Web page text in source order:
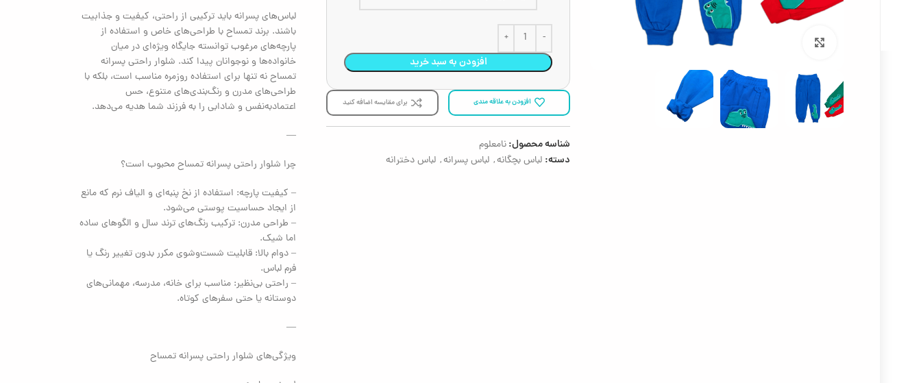
همه ی سفارش
افزودن به سبد خرید
افزودن به علاقه مندی برای مقایسه اضافه کنید
شناسه محصول:نامعلوم
دسته: لباس بچگانه, لباس پسرانه, لباس دخترانه
لباس‌های پسرانه باید ترکیبی از راحتی، کیفیت و جذابیت
باشند. برند تمساح با طراحی‌های خاص و استفاده از
پارچه‌های مرغوب توانسته جایگاه ویژه‌ای در میان
خانواده‌ها و نوجوانان پیدا کند. شلوار راحتی پسرانه
تمساح نه تنها برای استفاده روزمره مناسب است، بلکه با
طراحی‌های مدرن و رنگ‌بندی‌های متنوع، حس
اعتمادبه‌نفس و شادابی را به فرزند شما هدیه می‌دهد.
—
چرا شلوار راحتی پسرانه تمساح محبوب است؟
– کیفیت پارچه: استفاده از نخ پنبه‌ای و الیاف نرم که مانع
از ایجاد حساسیت پوستی می‌شود.
– طراحی مدرن: ترکیب رنگ‌های ترند سال و الگوهای ساده
اما شیک.
– دوام بالا: قابلیت شست‌وشوی مکرر بدون تغییر رنگ یا
فرم لباس.
– راحتی بی‌نظیر: مناسب برای خانه، مدرسه، مهمانی‌های
دوستانه یا حتی سفرهای کوتاه.
—
ویژگی‌های شلوار راحتی پسرانه تمساح